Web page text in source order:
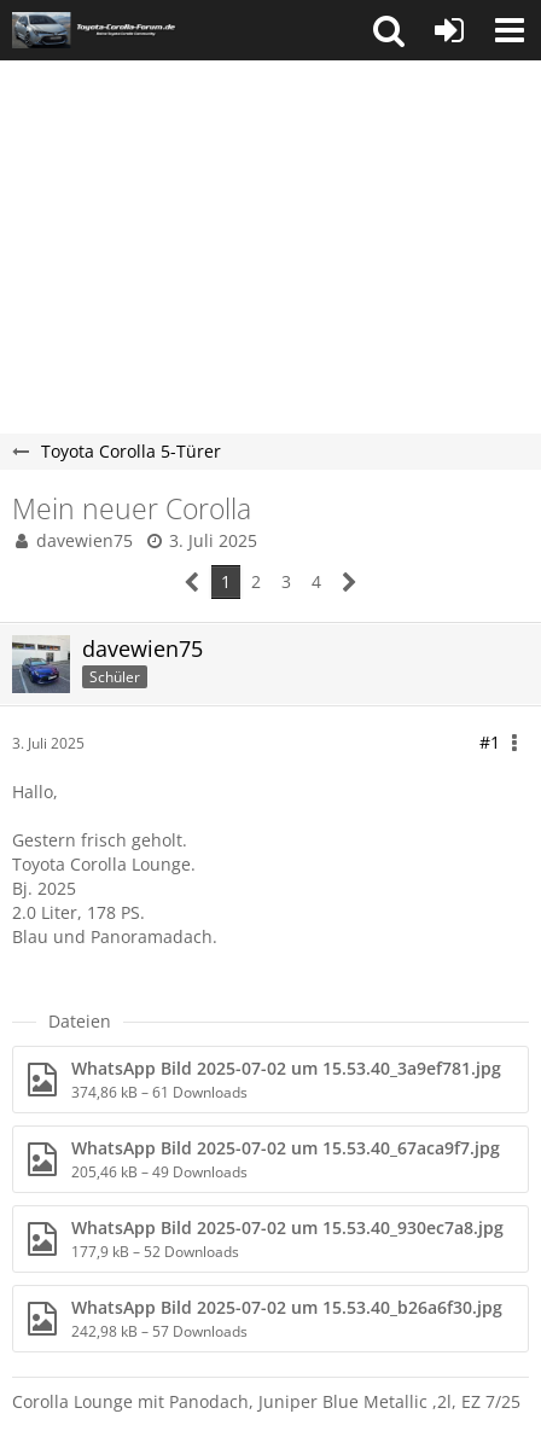
Toyota Corolla 5-Türer
Mein neuer Corolla
davewien75
3. Juli 2025
1
2 3 4
davewien75
Schüler
3. Juli 2025 #1
Hallo,
Gestern frisch geholt.
Toyota Corolla Lounge.
Bj. 2025
2.0 Liter, 178 PS.
Blau und Panoramadach.
Dateien
WhatsApp Bild 2025-07-02 um 15.53.40_3a9ef781.jpg
374,86 kB – 61 Downloads
WhatsApp Bild 2025-07-02 um 15.53.40_67aca9f7.jpg
205,46 kB – 49 Downloads
WhatsApp Bild 2025-07-02 um 15.53.40_930ec7a8.jpg
177,9 kB – 52 Downloads
WhatsApp Bild 2025-07-02 um 15.53.40_b26a6f30.jpg
242,98 kB – 57 Downloads
Corolla Lounge mit Panodach, Juniper Blue Metallic ,2l, EZ 7/25